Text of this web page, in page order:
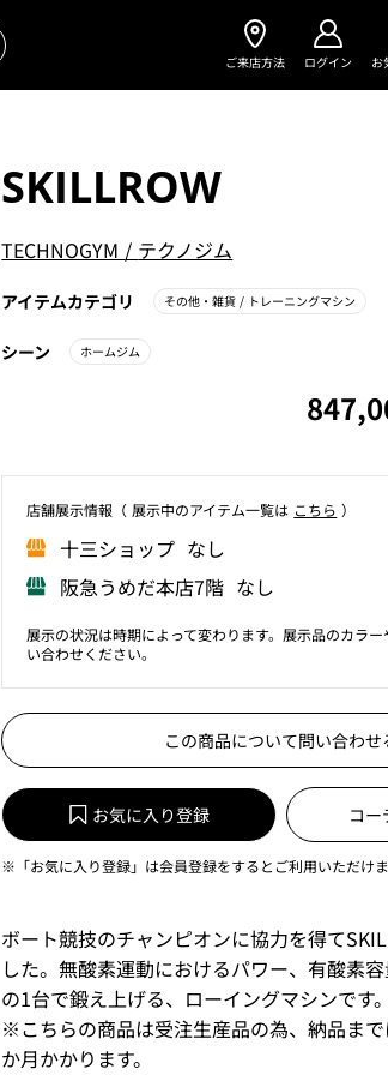
ご来店方法 ログイン お
SKILLROW
TECHNOGYM / テクノジム
アイテムカテゴリ その他・雑貨/ トレーニングマシン
シーン ホームジム
店舗展⽰情報（ 展⽰中のアイテム⼀覧は こちら ）
⼗三ショップ なし
阪急うめだ本店7階 なし
展示の状況は時期によって変わります。展示品のカラ
い合わせください。
この商品について問い合わせ
お気に入り登録 コー
※「お気に入り登録」は会員登録をするとご利用いただけま
ボート競技のチャンピオンに協力を得て
した。無酸素運動におけるパワー、有酸素
の1台で鍛え上げる、ローイングマシンです。
※こちらの商品は受注生産品の為、納品ま
か月かかります。